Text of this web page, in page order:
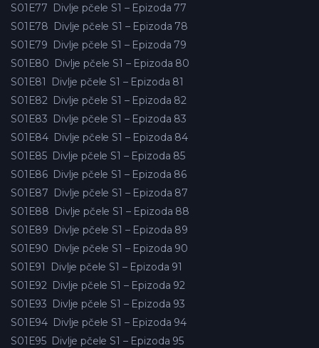
S01E77 Divlje pčele S1 – Epizoda 77
S01E78 Divlje pčele S1 – Epizoda 78
S01E79 Divlje pčele S1 – Epizoda 79
S01E80 Divlje pčele S1 – Epizoda 80
S01E81
Divlje pčele S1 – Epizoda 81
S01E82 Divlje pčele S1 – Epizoda 82
S01E83 Divlje pčele S1 – Epizoda 83
S01E84 Divlje pčele S1 – Epizoda 84
S01E85 Divlje pčele S1 – Epizoda 85
S01E86 Divlje pčele S1 – Epizoda 86
S01E87 Divlje pčele S1 – Epizoda 87
S01E88 Divlje pčele S1 – Epizoda 88
S01E89 Divlje pčele S1 – Epizoda 89
S01E90 Divlje pčele S1 – Epizoda 90
S01E91
Divlje pčele S1 – Epizoda 91
S01E92 Divlje pčele S1 – Epizoda 92
S01E93 Divlje pčele S1 – Epizoda 93
S01E94 Divlje pčele S1 – Epizoda 94
S01E95 Divlje pčele S1 – Epizoda 95